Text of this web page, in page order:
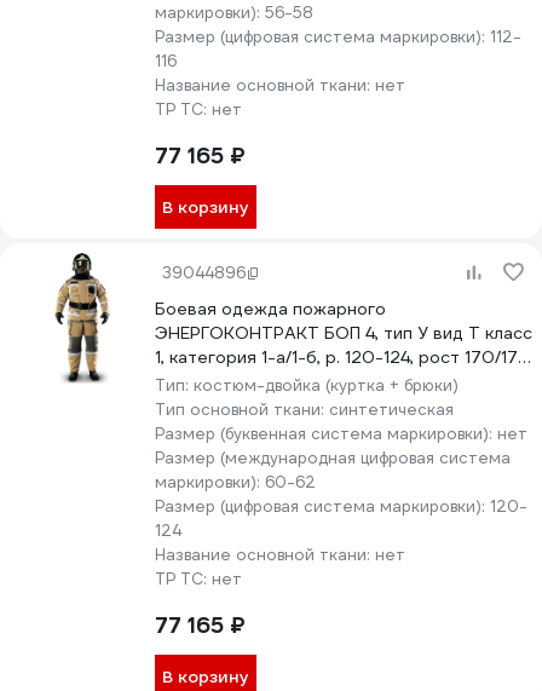
маркировки): 56-58
Размер (цифровая система маркировки): 112-
116
Название основной ткани: нет
ТР ТС: нет
77 165 ₽
В корзину
39044896
Боевая одежда пожарного
ЭНЕРГОКОНТРАКТ БОП 4, тип У вид Т класс
1, категория 1-а/1-б, р. 120-124, рост 170/176,
серый/желтый 5310000000234
Тип: костюм-двойка (куртка + брюки)
Тип основной ткани: синтетическая
Размер (буквенная система маркировки): нет
Размер (международная цифровая система
маркировки): 60-62
Размер (цифровая система маркировки): 120-
124
Название основной ткани: нет
ТР ТС: нет
77 165 ₽
В корзину